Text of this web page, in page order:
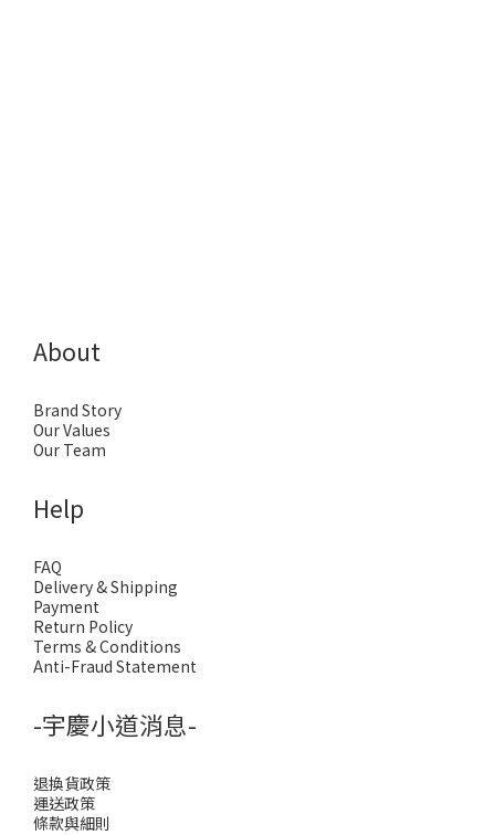
About
Brand Story
Our Values
Our Team
Help
FAQ
Delivery & Shipping
Payment
Return Policy
Terms & Conditions
Anti-Fraud Statement
-宇慶小道消息-
退換貨政策
運送政策
條款與細則